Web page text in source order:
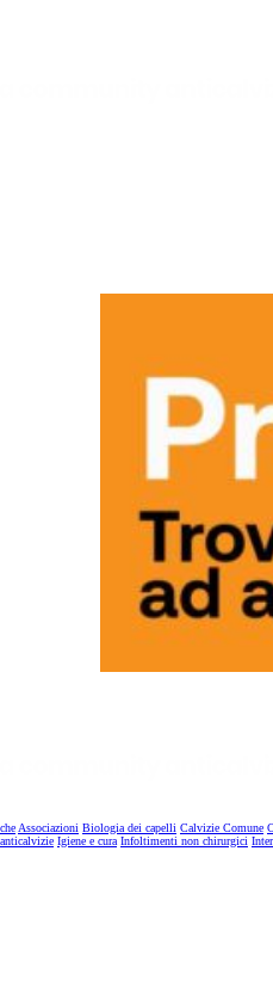
Associazioni Biologia dei capelli Calvizie Comune
Igiene e cura Infoltimenti non chirurgici